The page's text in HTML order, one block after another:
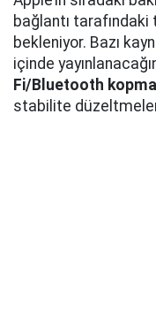
bağlantı tarafındaki
bekleniyor. Bazı
içinde
Fi/Bluetooth
stabilite